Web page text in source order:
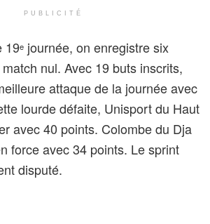
PUBLICITÉ
19e journée, on enregistre six
nul. Avec 19 buts inscrits,
attaque de la journée avec
lourde défaite, Unisport du Haut
avec 40 points. Colombe du Dja
force avec 34 points. Le sprint
disputé.